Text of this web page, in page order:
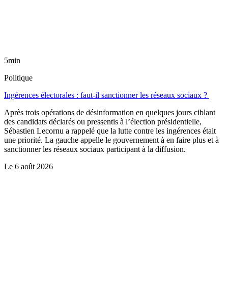
5min
Politique
Ingérences électorales : faut-il sanctionner les réseaux sociaux ?
Après trois opérations de désinformation en quelques jours ciblant
des candidats déclarés ou pressentis à l’élection présidentielle,
Sébastien Lecornu a rappelé que la lutte contre les ingérences était
une priorité. La gauche appelle le gouvernement à en faire plus et à
sanctionner les réseaux sociaux participant à la diffusion.
Le 6 août 2026